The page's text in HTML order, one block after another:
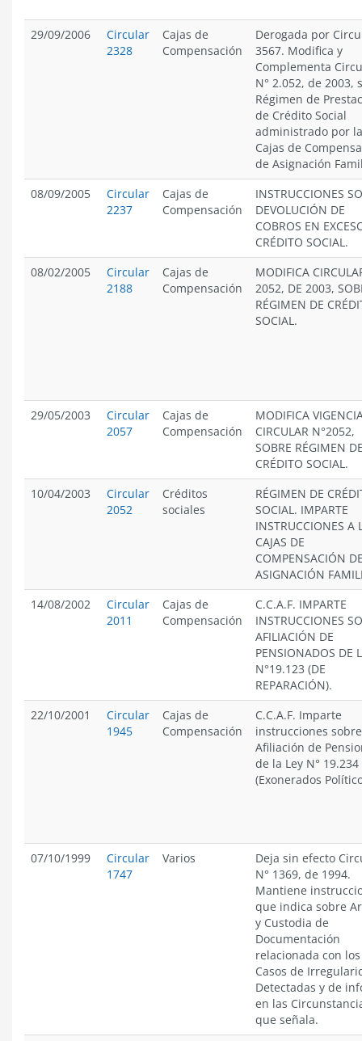
29/09/2006
Circular
2328
Cajas de
Compensación
Derogada por
3567. Modifica y
Complementa
N° 2.052, de 2003,
Régimen de
de Crédito Social
administrado por
Cajas de
de Asignación
08/09/2005
Circular
2237
Cajas de
Compensación
INSTRUCCIONES
DEVOLUCIÓN DE
COBROS EN
CRÉDITO SOCIAL.
08/02/2005
Circular
2188
Cajas de
Compensación
MODIFICA
2052, DE 2003,
RÉGIMEN DE
SOCIAL.
29/05/2003
Circular
2057
Cajas de
Compensación
MODIFICA
CIRCULAR N°2052,
SOBRE RÉGIMEN
CRÉDITO SOCIAL.
10/04/2003
Circular
2052
Créditos
sociales
RÉGIMEN DE
SOCIAL. IMPARTE
INSTRUCCIONES A
CAJAS DE
COMPENSACIÓN
ASIGNACIÓN
14/08/2002
Circular
2011
Cajas de
Compensación
C.C.A.F. IMPARTE
INSTRUCCIONES
AFILIACIÓN DE
PENSIONADOS DE
N°19.123 (DE
REPARACIÓN).
22/10/2001
Circular
1945
Cajas de
Compensación
C.C.A.F. Imparte
instrucciones sobre
Afiliación de
de la Ley N° 19.234
(Exonerados
07/10/1999
Circular
1747
Varios
Deja sin efecto
N° 1369, de 1994.
Mantiene
que indica sobre
y Custodia de
Documentación
relacionada con los
Casos de
Detectadas y de
en las
que señala.